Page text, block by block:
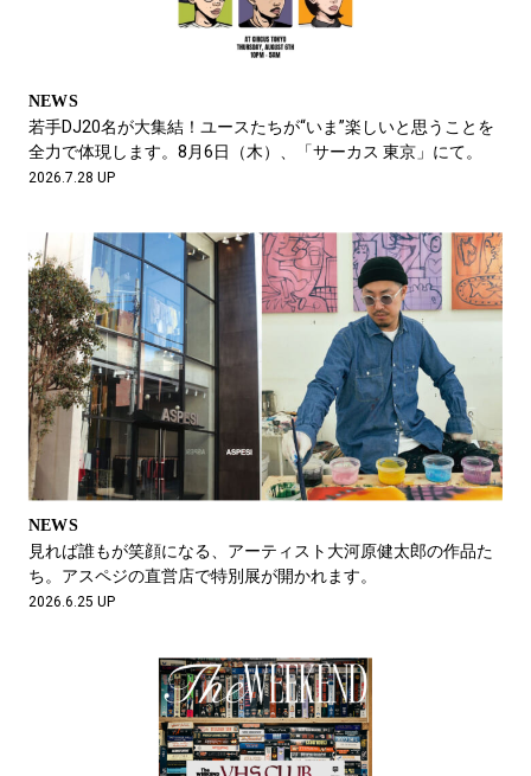
NEWS
若手DJ20名が大集結！ユースたちが“いま”楽しいと思うことを
全力で体現します。8月6日（木）、「サーカス 東京」にて。
2026.7.28 UP
NEWS
見れば誰もが笑顔になる、アーティスト大河原健太郎の作品た
ち。アスペジの直営店で特別展が開かれます。
2026.6.25 UP